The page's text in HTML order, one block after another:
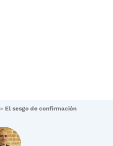
» El sesgo de confirmación